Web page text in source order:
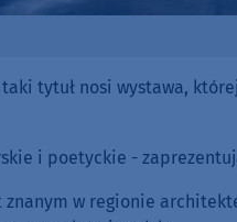
tytuł nosi wystawa,
i poetyckie -
znanym w regionie